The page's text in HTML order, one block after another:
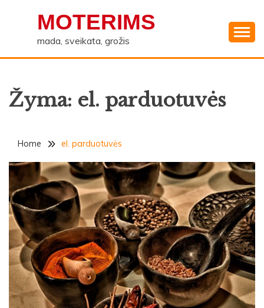
MOTERIMS
mada, sveikata, grožis
Žyma: el. parduotuvės
Home el. parduotuvės